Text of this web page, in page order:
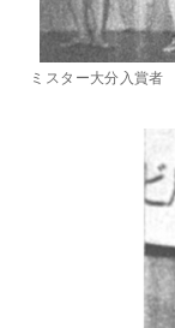
ミスター大分入賞者